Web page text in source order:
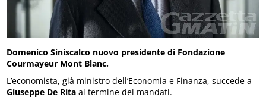
Domenico Siniscalco nuovo presidente di Fondazione
Courmayeur Mont Blanc.
L’economista, già ministro dell’Economia e Finanza, succede a
Giuseppe De Rita al termine dei mandati.